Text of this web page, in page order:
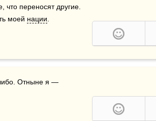
переносят другие.
моей нации
Отныне я —